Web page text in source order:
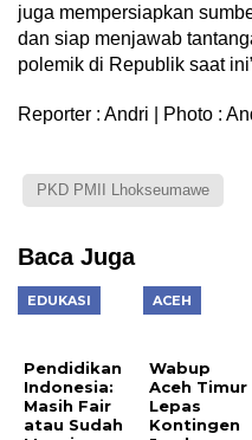
juga mempersiapkan
dan siap menjawab
polemik di Republik saat
Reporter : Andri | Photo :
PKD PMII Lhokseumawe
Baca Juga
EDUKASI
Pendidikan
Indonesia:
Masih Fair
atau Sudah
ACEH
Wabup
Aceh Timur
Lepas
Kontingen